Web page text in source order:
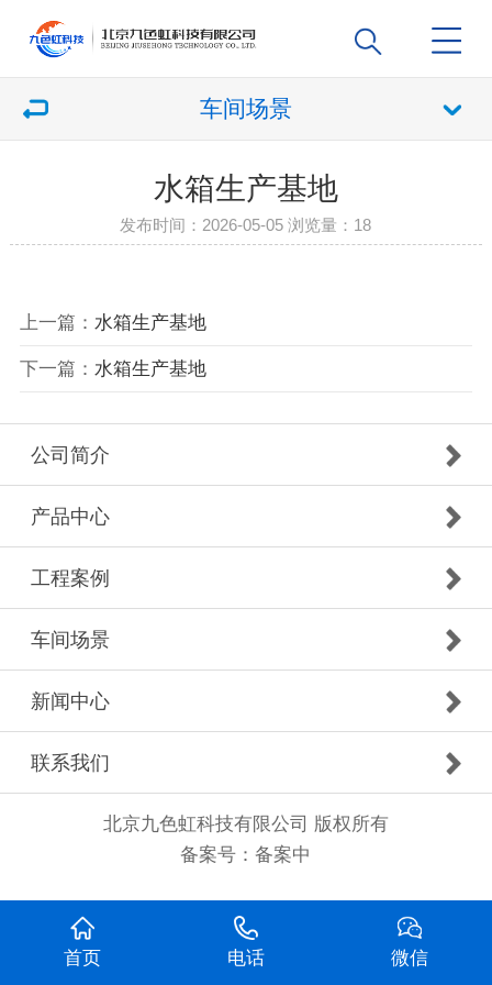
车间场景
水箱生产基地
发布时间：2026-05-05 浏览量： 18
上一篇： 水箱生产基地
下一篇： 水箱生产基地
公司简介
产品中心
工程案例
车间场景
新闻中心
联系我们
北京九色虹科技有限公司 版权所有
备案号：备案中
首页 电话 微信